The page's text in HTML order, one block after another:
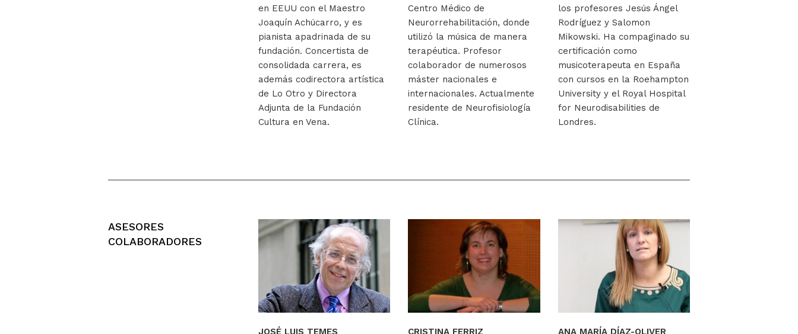
en EEUU con el Maestro
Joaquín Achúcarro, y es
pianista apadrinada de su
fundación. Concertista de
consolidada carrera, es
además codirectora artística
de Lo Otro y Directora
Adjunta de la Fundación
Cultura en Vena.
Centro Médico de
Neurorrehabilitación, donde
utilizó la música de manera
terapéutica. Profesor
colaborador de numerosos
máster nacionales e
internacionales. Actualmente
residente de Neurofisiología
Clínica.
los profesores Jesús Ángel
Rodríguez y Salomon
Mikowski. Ha compaginado su
certificación como
musicoterapeuta en España
con cursos en la Roehampton
University y el Royal Hospital
for Neurodisabilities de
Londres.
ASESORES
COLABORADORES
JOSÉ LUIS TEMES CRISTINA FERRIZ ANA MARÍA DÍAZ-OLIVER